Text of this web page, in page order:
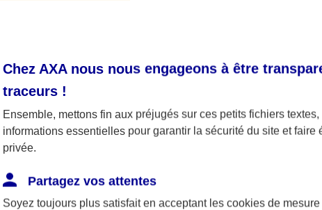
Chez AXA nous nous engageons à être
traceurs !
Ensemble, mettons fin aux préjugés sur ces petits fichiers
informations essentielles pour garantir la sécurité du site et
privée.
Partagez vos attentes
Soyez toujours plus satisfait en acceptant les cookies de